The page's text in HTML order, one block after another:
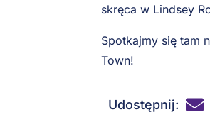
skręca w Lindsey
Spotkajmy się tam
Town!
Udostępnij: